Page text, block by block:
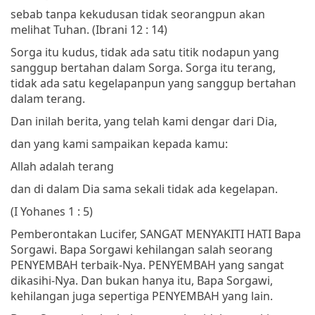
sebab tanpa kekudusan tidak seorangpun akan
melihat Tuhan. (Ibrani 12 : 14)
Sorga itu kudus, tidak ada satu titik nodapun yang
sanggup bertahan dalam Sorga. Sorga itu terang,
tidak ada satu kegelapanpun yang sanggup bertahan
dalam terang.
Dan inilah berita, yang telah kami dengar dari Dia,
dan yang kami sampaikan kepada kamu:
Allah adalah terang
dan di dalam Dia sama sekali tidak ada kegelapan.
(I Yohanes 1 : 5)
Pemberontakan Lucifer, SANGAT MENYAKITI HATI Bapa
Sorgawi. Bapa Sorgawi kehilangan salah seorang
PENYEMBAH terbaik-Nya. PENYEMBAH yang sangat
dikasihi-Nya. Dan bukan hanya itu, Bapa Sorgawi,
kehilangan juga sepertiga PENYEMBAH yang lain.